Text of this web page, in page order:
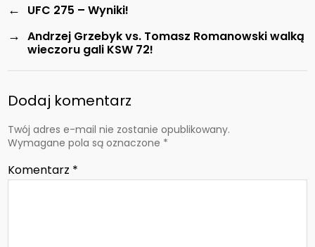
← UFC 275 – Wyniki!
→ Andrzej Grzebyk vs. Tomasz Romanowski walką
wieczoru gali KSW 72!
Dodaj komentarz
Twój adres e-mail nie zostanie opublikowany.
Wymagane pola są oznaczone *
Komentarz *